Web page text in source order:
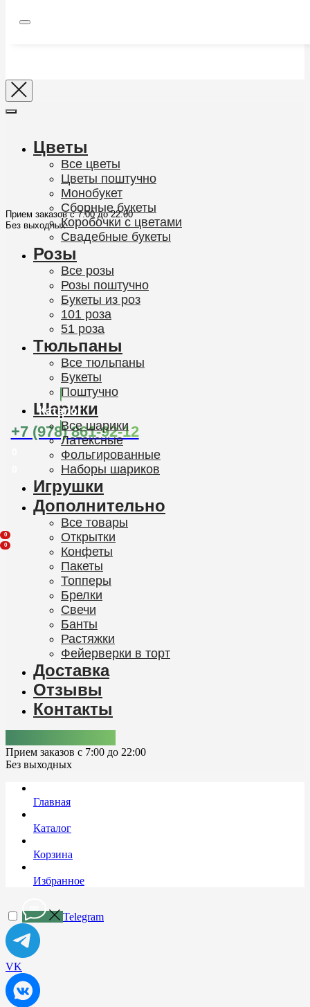
Прием заказов с 7:00 до 22:00
Без выходных
Каталог
+7 (978) 861-92-12
0
0
Цветы
Все цветы
Цветы поштучно
Монобукет
Сборные букеты
Коробочки с цветами
Свадебные букеты
Розы
Все розы
Розы поштучно
Букеты из роз
101 роза
51 роза
Тюльпаны
Все тюльпаны
Букеты
Поштучно
Шарики
Все шарики
Латексные
Фольгированные
Наборы шариков
Игрушки
Дополнительно
Все товары
Открытки
Конфеты
Пакеты
Топперы
Брелки
Свечи
Банты
Растяжки
Фейерверки в торт
Доставка
Отзывы
Контакты
Прием заказов с 7:00 до 22:00
Без выходных
Главная
Каталог
Корзина
Избранное
Telegram
VK